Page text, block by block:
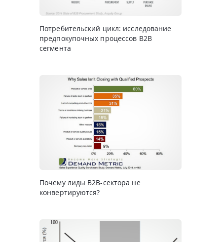
Потребительский цикл: исследование
предпокупочных процессов B2B
сегмента
Почему лиды B2B-сектора не
конвертируются?